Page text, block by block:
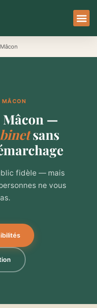
MÂCON
Mâcon —
sans
fidèle — mais
ne vous